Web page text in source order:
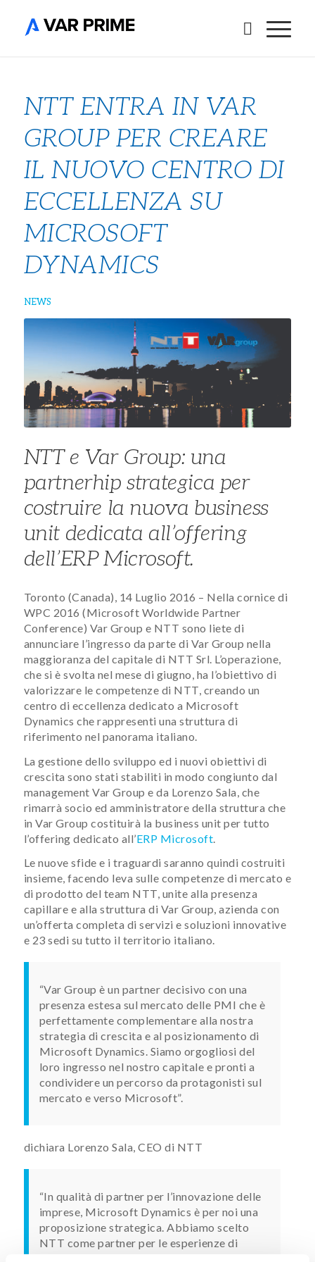
NTT ENTRA IN VAR
GROUP PER CREARE
IL NUOVO CENTRO DI
ECCELLENZA SU
MICROSOFT
DYNAMICS
NEWS
NTT e Var Group: una
partnerhip strategica per
costruire la nuova business
unit dedicata all’offering
dell’ERP Microsoft.
Toronto (Canada), 14 Luglio 2016 – Nella cornice di
WPC 2016 (Microsoft Worldwide Partner
Conference) Var Group e NTT sono liete di
annunciare l’ingresso da parte di Var Group nella
maggioranza del capitale di NTT Srl. L’operazione,
che si è svolta nel mese di giugno, ha l’obiettivo di
valorizzare le competenze di NTT, creando un
centro di eccellenza dedicato a Microsoft
Dynamics che rappresenti una struttura di
riferimento nel panorama italiano.
La gestione dello sviluppo ed i nuovi obiettivi di
crescita sono stati stabiliti in modo congiunto dal
management Var Group e da Lorenzo Sala, che
rimarrà socio ed amministratore della struttura che
in Var Group costituirà la business unit per tutto
l’offering dedicato all’ERP Microsoft
Le nuove sfide e i traguardi saranno quindi costruiti
insieme, facendo leva sulle competenze di mercato e
di prodotto del team NTT, unite alla presenza
capillare e alla struttura di Var Group, azienda con
un’offerta completa di servizi e soluzioni innovative
e 23 sedi su tutto il territorio italiano.
“Var Group è un partner decisivo con una
presenza estesa sul mercato delle PMI che è
perfettamente complementare alla nostra
strategia di crescita e al posizionamento di
Microsoft Dynamics. Siamo orgogliosi del
loro ingresso nel nostro capitale e pronti a
condividere un percorso da protagonisti sul
mercato e verso Microsoft”.
dichiara Lorenzo Sala, CEO di NTT
“In qualità di partner per l’innovazione delle
imprese, Microsoft Dynamics è per noi una
proposizione strategica. Abbiamo scelto
NTT come partner per le esperienze di